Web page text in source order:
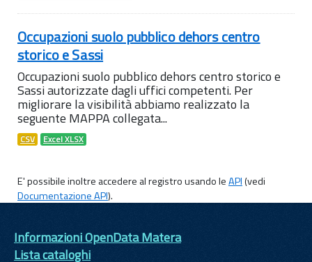
Occupazioni suolo pubblico dehors centro
storico e Sassi
Occupazioni suolo pubblico dehors centro storico e
Sassi autorizzate dagli uffici competenti. Per
migliorare la visibilità abbiamo realizzato la
seguente MAPPA collegata...
CSV Excel XLSX
E' possibile inoltre accedere al registro usando leAPI(vedi
Documentazione API).
Informazioni OpenData Matera
Lista cataloghi